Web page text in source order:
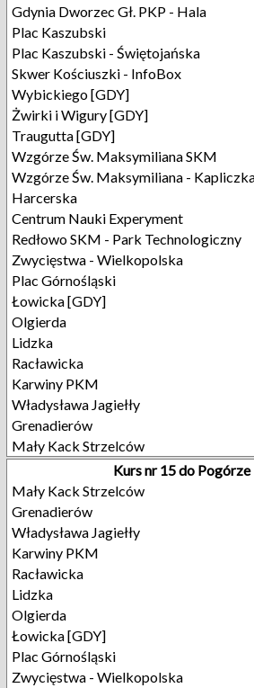
Gdynia Dworzec Gł. PKP - Hala
Plac Kaszubski
Plac Kaszubski - Świętojańska
Skwer Kościuszki - InfoBox
Wybickiego [GDY]
Żwirki i Wigury [GDY]
Traugutta [GDY]
Wzgórze Św. Maksymiliana SKM
Wzgórze Św. Maksymiliana -
Harcerska
Centrum Nauki Experyment
Redłowo SKM - Park Technologiczny
Zwycięstwa - Wielkopolska
Plac Górnośląski
Łowicka [GDY]
Olgierda
Lidzka
Racławicka
Karwiny PKM
Władysława Jagiełły
Grenadierów
Mały Kack Strzelców
Kurs nr 15 do Pogórze
Mały Kack Strzelców
Grenadierów
Władysława Jagiełły
Karwiny PKM
Racławicka
Lidzka
Olgierda
Łowicka [GDY]
Plac Górnośląski
Zwycięstwa - Wielkopolska